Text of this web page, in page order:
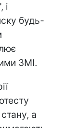
і
будь-
ЗМІ.
а